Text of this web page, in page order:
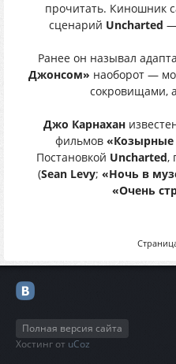
прочитать. Киношник
сценарий Uncharted —
Ранее он называл
Джонсом» наоборот —
сокровищами,
Джо Карнахан
фильмов «Козырные
Постановкой Uncharted,
(Sean Levy; «Ночь в
«Очень
Полная версия сайта
Хостинг от uCoz